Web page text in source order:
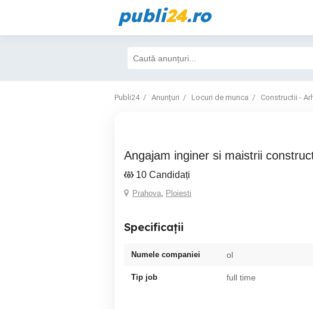
publi24.ro
Publi24 Anunțuri Locuri de munca Constructii -
angajam inginer si maistrii
10 Candidați
Prahova, Ploiesti
Specificații
Numele companiei ol
Tip job full time